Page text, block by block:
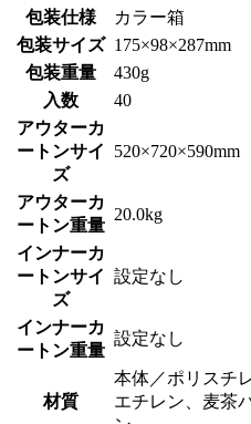
包装仕様
カラー箱
包装サイズ 175×98×287mm
包装重量
430g
入数
40
アウターカ
ートンサイ
ズ
520×720×590mm
アウターカ
ートン重量
20.0kg
インナーカ
ートンサイ
ズ
設定なし
インナーカ
ートン重量
設定なし
材質
本体／ポリスチ
エチレン、麦茶